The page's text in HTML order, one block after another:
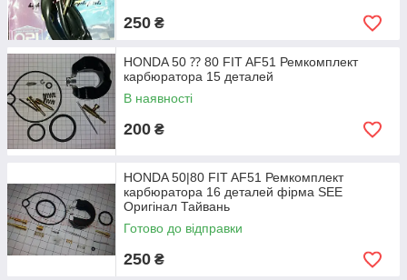
250 ₴
HONDA 50 ⁇ 80 FIT AF51 Ремкомплект
карбюратора 15 деталей
В наявності
200 ₴
HONDA 50|80 FIT AF51 Ремкомплект
карбюратора 16 деталей фірма SEE
Оригінал Тайвань
Готово до відправки
250 ₴